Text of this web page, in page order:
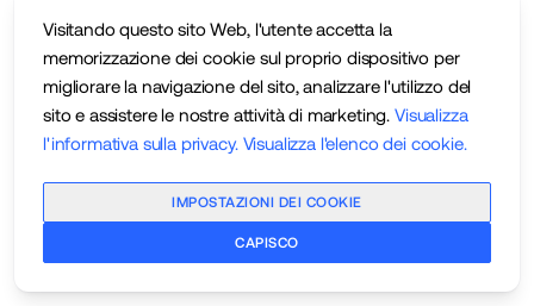
Visitando questo sito Web, l'utente accetta la
memorizzazione dei cookie sul proprio dispositivo per
migliorare la navigazione del sito, analizzare l'utilizzo del
sito e assistere le nostre attività di marketing. Visualizza
l'informativa sulla privacy. Visualizza l'elenco dei cookie.
IMPOSTAZIONI DEI COOKIE
CAPISCO